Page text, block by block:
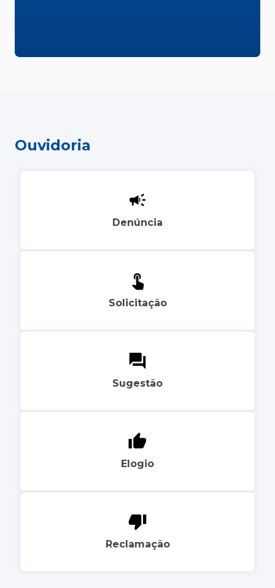
Ouvidoria
Denúncia
Solicitação
Sugestão
Elogio
Reclamação